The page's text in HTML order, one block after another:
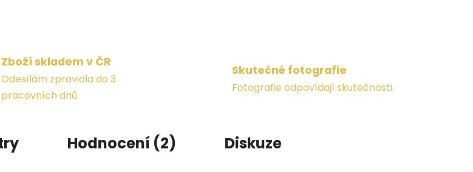
Zboží skladem v ČR
Odesílám zpravidla do 3
pracovních dnů.
Skutečné fotografie
Fotografie odpovídají skutečnosti.
Hodnocení (2) Diskuze